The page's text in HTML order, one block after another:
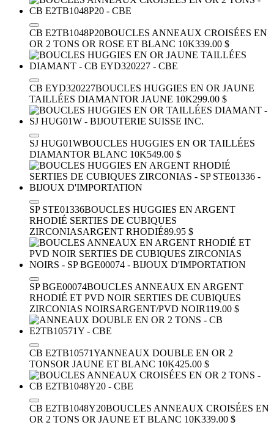
CB E2TB1048P20BOUCLES ANNEAUX CROISÉES EN
OR 2 TONS OR ROSE ET BLANC 10K339.00 $
CB EYD320227BOUCLES HUGGIES EN OR JAUNE
TAILLÉES DIAMANTOR JAUNE 10K299.00 $
SJ HUG01WBOUCLES HUGGIES EN OR TAILLÉES
DIAMANTOR BLANC 10K549.00 $
SP STE01336BOUCLES HUGGIES EN ARGENT
RHODIÉ SERTIES DE CUBIQUES
ZIRCONIASARGENT RHODIÉ89.95 $
SP BGE00074BOUCLES ANNEAUX EN ARGENT
RHODIÉ ET PVD NOIR SERTIES DE CUBIQUES
ZIRCONIAS NOIRSARGENT/PVD NOIR119.00 $
CB E2TB10571YANNEAUX DOUBLE EN OR 2
TONSOR JAUNE ET BLANC 10K425.00 $
CB E2TB1048Y20BOUCLES ANNEAUX CROISÉES EN
OR 2 TONS OR JAUNE ET BLANC 10K339.00 $